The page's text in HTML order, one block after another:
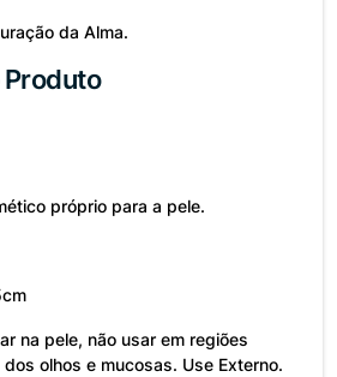
da Alma.
próprio para a pele.
na pele, não usar em regiões
olhos e mucosas. Use Externo.